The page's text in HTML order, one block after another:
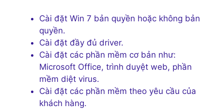
Cài đặt Win 7 bản quyền hoặc không bản
quyền.
Cài đặt đầy đủ driver.
Cài đặt các phần mềm cơ bản như:
Microsoft Office, trình duyệt web, phần
mềm diệt virus.
Cài đặt các phần mềm theo yêu cầu của
khách hàng.